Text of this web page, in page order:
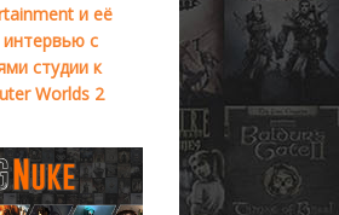
и её
с
студии к
Worlds 2